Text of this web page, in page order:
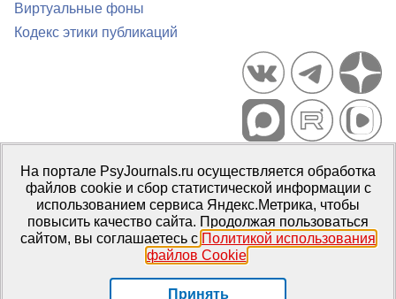
Виртуальные фоны
Кодекс этики публикаций
Портал психологических изданий PsyJournals.ru, 2007–2026
Правила использования материалов
Свидетельство регистрации СМИЭл № ФС77-66447 от 14 июля
2016 г.
Издатель: ФГБОУ ВО МГППУ
На портале PsyJournals.ru осуществляется обработка
файлов cookie и сбор статистической информации с
использованием сервиса Яндекс.Метрика, чтобы
повысить качество сайта. Продолжая пользоваться
сайтом, вы соглашаетесь с Политикой использования
файлов Cookie.
Принять